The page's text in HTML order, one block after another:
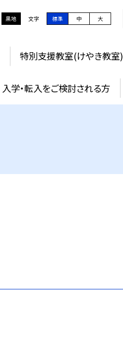
黒地 文字 標準 中 大
特別支援教室(けやき教室)
入学・転入をご検討される方